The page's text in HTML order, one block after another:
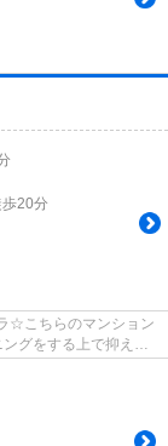
歩20分
☆こちらのマンション
グをする上で抑えた